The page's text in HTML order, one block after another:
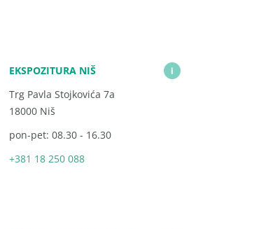
EKSPOZITURA NIŠ
Trg Pavla Stojkovića 7a
18000 Niš
pon-pet: 08.30 - 16.30
+381 18 250 088
i